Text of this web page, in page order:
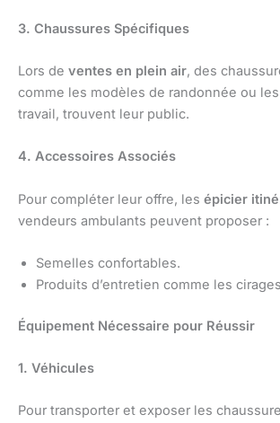
3. Chaussures Spécifiques
Lors de ventes en plein air, des
comme les modèles de randonnée ou
travail, trouvent leur public.
4. Accessoires Associés
Pour compléter leur offre, les épicier
vendeurs ambulants peuvent proposer :
Semelles confortables.
Produits d’entretien comme les
Équipement Nécessaire pour Réussir
1. Véhicules
Pour transporter et exposer les